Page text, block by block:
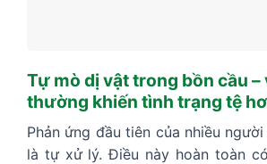
Tự mò dị vật trong bồn cầu –
thường khiến tình trạng tệ
Phản ứng đầu tiên của nhiều
là tự xử lý. Điều này hoàn toàn